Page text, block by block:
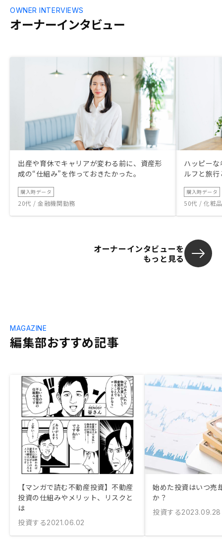
オーナーインタビュー
OWNER INTERVIEWS
出産や育休でキャリアが変わる前に、資産形
成の“仕組み”を作っておきたかった。
購入時データ
20代 / 金融機関勤務
ハッピー
ルフと旅
購入時データ
50代 / 化粧
オーナーインタビューを
もっと見る
編集部おすすめ記事
MAGAZINE
【マンガで読む不動産投資】不動産
投資の仕組みやメリット、リスクと
は
投資する2021.06.02
始めた投資はいつ売
か？
投資する2023.09.28